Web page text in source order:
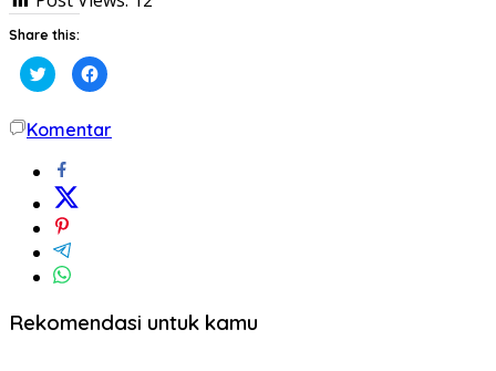
Share this:
Klik
untuk
berbagi
Twitter(Membuka
di
yang
baru)
Klik
untuk
Facebook(Membuka
di
Komentar
Rekomendasi untuk kamu